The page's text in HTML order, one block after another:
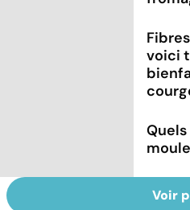
voici
Voir